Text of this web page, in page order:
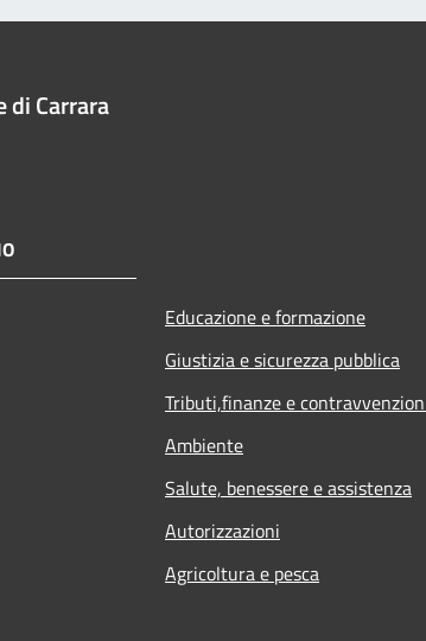
di Carrara
Educazione e formazione
Giustizia e sicurezza pubblica
Tributi,finanze e
Ambiente
Salute, benessere e assistenza
Autorizzazioni
Agricoltura e pesca